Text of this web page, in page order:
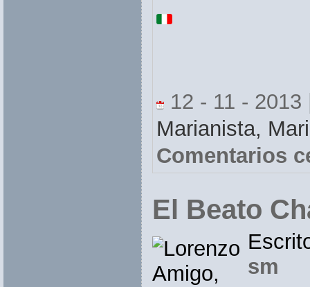
12 - 11 -
Marianista,
Comentarios
El Beato
sm